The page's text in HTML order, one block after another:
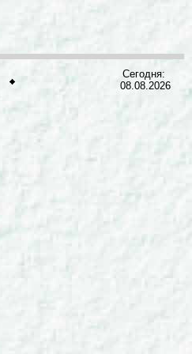
Сегодня:
08.08.2026